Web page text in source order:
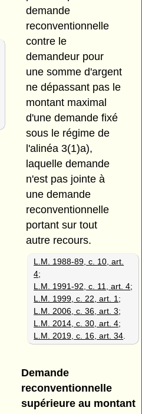
demande
reconventionnelle
contre le
demandeur pour
une somme d'argent
ne dépassant pas le
montant maximal
d'une demande fixé
sous le régime de
l'alinéa 3(1)a),
laquelle demande
n'est pas jointe à
une demande
reconventionnelle
portant sur tout
autre recours.
L.M. 1988-89, c. 10, art.
4;
L.M. 1991-92, c. 11, art. 4;
L.M. 1999, c. 22, art. 1 ;
L.M. 2006, c. 36, art. 3;
L.M. 2014, c. 30, art. 4;
L.M. 2019, c. 16, art. 34
Demande
reconventionnelle
supérieure au montant